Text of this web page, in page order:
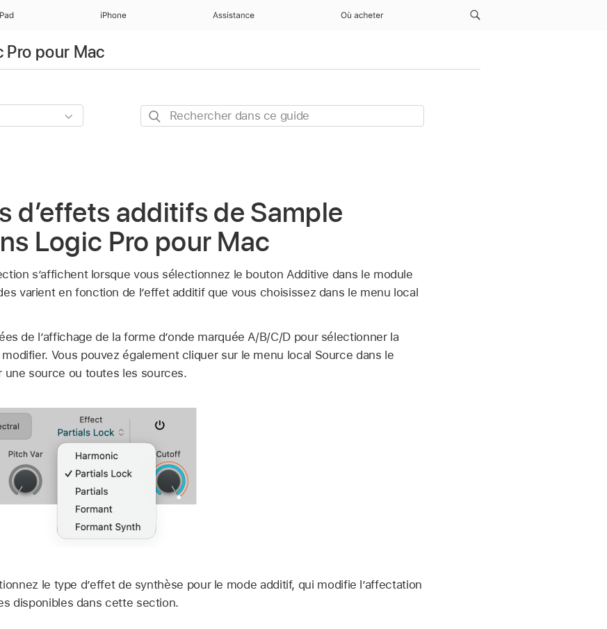
iPhone Assistance Où acheter
Pro pour Mac
Rechercher
d’effets additifs de Sample
Logic Pro pour Mac
s’affichent lorsque vous sélectionnez le bouton Additive dans le module
varient en fonction de l’effet additif que vous choisissez dans le menu local
de l’affichage de la forme d’onde marquée A/B/C/D pour sélectionner la
Vous pouvez également cliquer sur le menu local Source dans le
une source ou toutes les sources.
le type d’effet de synthèse pour le mode additif, qui modifie l’affectation
disponibles dans cette section.